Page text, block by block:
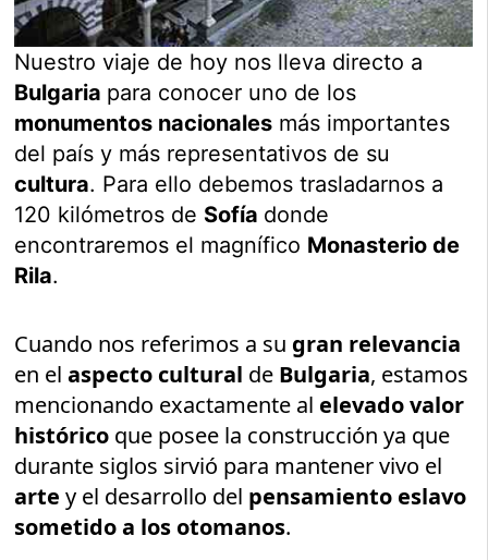
Nuestro viaje de hoy nos lleva directo a
Bulgaria para conocer uno de los
monumentos nacionales más importantes
del país y más representativos de su
cultura. Para ello debemos trasladarnos a
120 kilómetros de Sofía donde
encontraremos el magnífico Monasterio de
Rila.
Cuando nos referimos a su gran relevancia
en elaspecto cultural de Bulgaria, estamos
mencionando exactamente al elevado valor
histórico que posee la construcción ya que
durante siglos sirvió para mantener vivo el
artey el desarrollo del pensamiento eslavo
sometido a los otomanos.